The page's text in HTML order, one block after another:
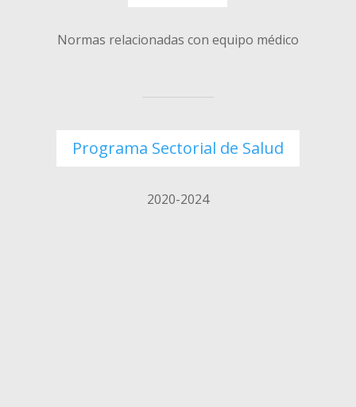
Normas relacionadas con equipo médico
Programa Sectorial de Salud
2020-2024